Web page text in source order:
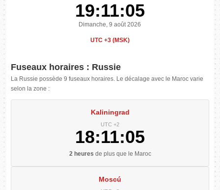
19:11:06
Dimanche, 9 août 2026
UTC +3 (MSK)
Fuseaux horaires : Russie
La Russie possède 9 fuseaux horaires. Le décalage avec le Maroc varie
selon la zone :
Kaliningrad
UTC +2
18:11:06
2 heures de plus que le Maroc
Moscú